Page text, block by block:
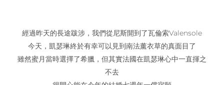
經過昨天的長途跋涉，我們從尼斯開到了瓦倫索Valensole
今天，凱瑟琳終於有幸可以見到南法薰衣草的真面目了
雖然蜜月當時選擇了希臘，但其實法國在凱瑟琳心中一直揮之
不去